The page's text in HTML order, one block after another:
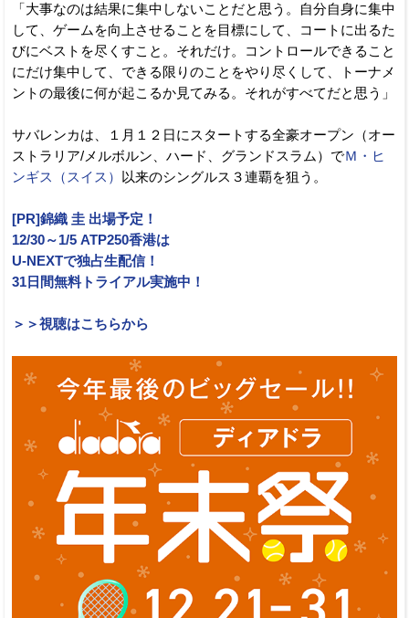
「大事なのは結果に集中しないことだと思う。自分自身に集中
して、ゲームを向上させることを目標にして、コートに出るた
びにベストを尽くすこと。それだけ。コントロールできること
にだけ集中して、できる限りのことをやり尽くして、トーナメ
ントの最後に何が起こるか見てみる。それがすべてだと思う」
サバレンカは、１月１２日にスタートする全豪オープン（オー
ストラリア/メルボルン、ハード、グランドスラム）でＭ・ヒ
ンギス（スイス）
以来のシングルス３連覇を狙う。
[PR]錦織 圭 出場予定！
12/30～1/5 ATP250香港は
U-NEXTで独占生配信！
31日間無料トライアル実施中！
＞＞視聴はこちらから